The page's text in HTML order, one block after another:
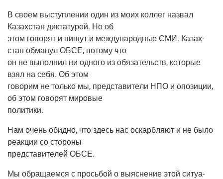
В сво­ем выступ­ле­нии один из моих кол­лег назвал
Казах­стан дик­та­ту­рой. Но об
этом гово­рят и пишут и меж­ду­на­род­ные СМИ. Казах­
стан обма­нул ОБСЕ, пото­му что
он не выпол­нил ни одно­го из обя­за­тельств, кото­рые
взял на себя. Об этом
гово­рим не толь­ко мы, пред­ста­ви­те­ли НПО и опо­зи­ции,
об этом гово­рят мировые
политики.
Нам очень обид­но, что здесь нас оскарб­ля­ют и не было
реак­ции со стороны
пред­ста­ви­те­лей ОБСЕ.
Мы обра­ща­ем­ся с прось­бой о выяс­не­ние этой ситу­а­